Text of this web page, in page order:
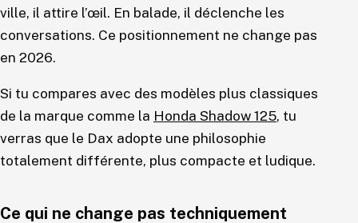
ville, il attire l’œil. En balade, il déclenche les
conversations. Ce positionnement ne change pas
en 2026.
Si tu compares avec des modèles plus classiques
de la marque comme la Honda Shadow 125, tu
verras que le Dax adopte une philosophie
totalement différente, plus compacte et ludique.
Ce qui ne change pas techniquement